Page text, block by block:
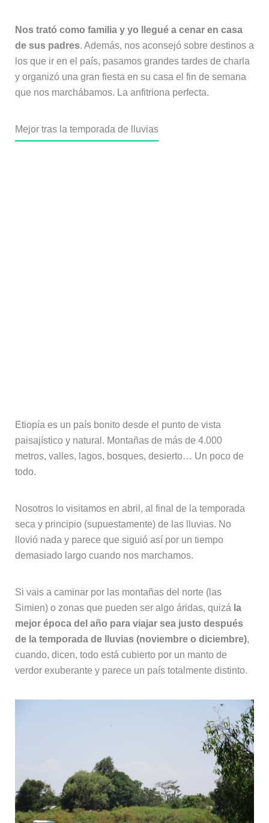
Nos trató como familia y yo llegué a cenar en casa
de sus padres. Además, nos aconsejó sobre destinos a
los que ir en el país, pasamos grandes tardes de charla
y organizó una gran fiesta en su casa el fin de semana
que nos marchábamos. La anfitriona perfecta.
Mejor tras la temporada de lluvias
Nosotros lo visitamos en abril, al final de la temporada
seca y principio (supuestamente) de las lluvias. No
Si vais a caminar por las montañas del norte (las
Simien) o zonas que pueden ser algo áridas, quizá
mejor época del año para viajar sea justo después
cuando, dicen, todo está cubierto por un manto de
verdor exuberante y parece un país totalmente distinto.